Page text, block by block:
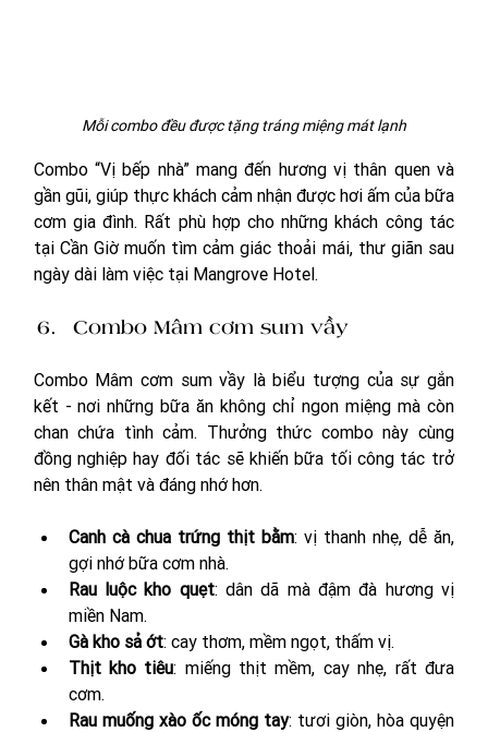
Mỗi combo đều được tặng tráng miệng mát lạnh
Combo “Vị bếp nhà” mang đến hương vị thân quen và
gần gũi, giúp thực khách cảm nhận được hơi ấm của bữa
cơm gia đình. Rất phù hợp cho những khách công tác
tại Cần Giờ muốn tìm cảm giác thoải mái, thư giãn sau
ngày dài làm việc tại Mangrove Hotel.
Combo Mâm cơm sum vầy
Combo Mâm cơm sum vầy là biểu tượng của sự gắn
kết - nơi những bữa ăn không chỉ ngon miệng mà còn
chan chứa tình cảm. Thưởng thức combo này cùng
đồng nghiệp hay đối tác sẽ khiến bữa tối công tác trở
nên thân mật và đáng nhớ hơn.
Canh cà chua trứng thịt bằm: vị thanh nhẹ, dễ ăn,
gợi nhớ bữa cơm nhà.
Rau luộc kho quẹt: dân dã mà đậm đà hương vị
miền Nam.
Gà kho sả ớt: cay thơm, mềm ngọt, thấm vị.
Thịt kho tiêu: miếng thịt mềm, cay nhẹ, rất đưa
cơm.
Rau muống xào ốc móng tay: tươi giòn, hòa quyện